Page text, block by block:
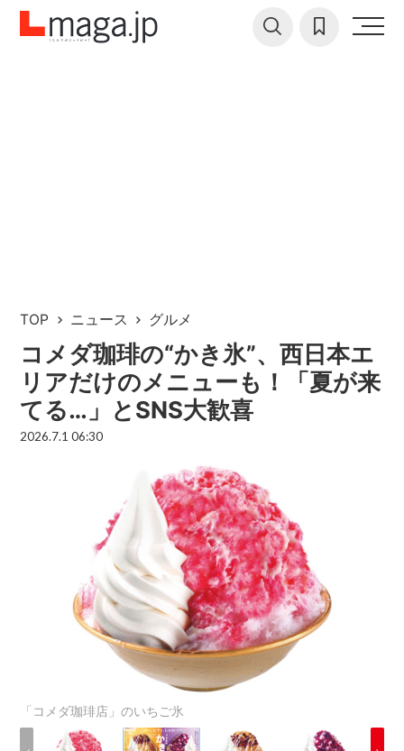
TOP ニュース グルメ
コメダ珈琲の“かき氷”、西日本エ
リアだけのメニューも！「夏が来
てる…」とSNS大歓喜
2026.7.1 06:30
「コメダ珈琲店」のいちご氷